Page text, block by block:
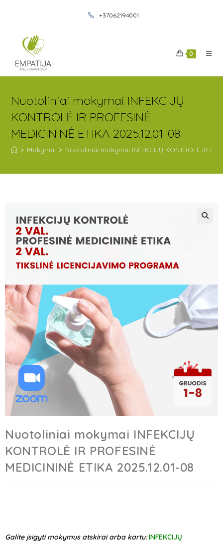
+37062194001
0
Nuotoliniai mokymai INFEKCIJŲ
KONTROLĖ IR PROFESINĖ
MEDICININĖ ETIKA 2025.12.01-08
> Mokymai > Nuotoliniai mokymai INFEKCIJŲ KONTROLĖ IR
Nuotoliniai mokymai INFEKCIJŲ
KONTROLĖ IR PROFESINĖ
MEDICININĖ ETIKA 2025.12.01-08
Galite įsigyti mokymus atskirai arba kartu:INFEKCIJŲ